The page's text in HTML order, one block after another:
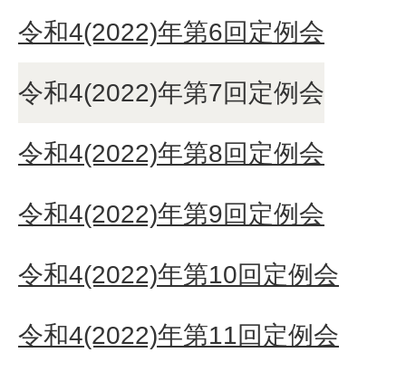
令和4(2022)年第6回定例会
令和4(2022)年第7回定例会
令和4(2022)年第8回定例会
令和4(2022)年第9回定例会
令和4(2022)年第10回定例会
令和4(2022)年第11回定例会